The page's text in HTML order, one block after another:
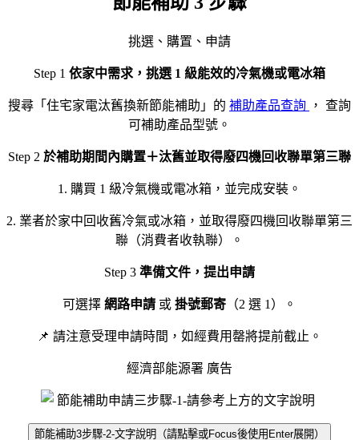
挑選、購置、申請
Step 1 依家中需求，挑選 1 級能效的冷氣機或電冰箱
搜尋「住宅家電汰舊換新節能補助」的 補助產品查詢 ， 查詢
可補助產品型號。
Step 2 於補助期間內購置＋汰舊並取得廢四機回收聯單第三聯
1. 購買 1 級冷氣機或電冰箱，並完成安裝。
2. 業者於家中回收舊冷氣或冰箱，並取得廢四機回收聯單第三
聯（消費者收執聯）。
Step 3 準備文件，提出申請
可選擇 網路申請 或 掛號郵寄 （2 選 1）。
📌 請注意受理申請時間，如經費用罄將提前截止。
經濟部能源署 廣告
節能補助3步驟-2-文字說明（請點擊或Focus後使用Enter展開）